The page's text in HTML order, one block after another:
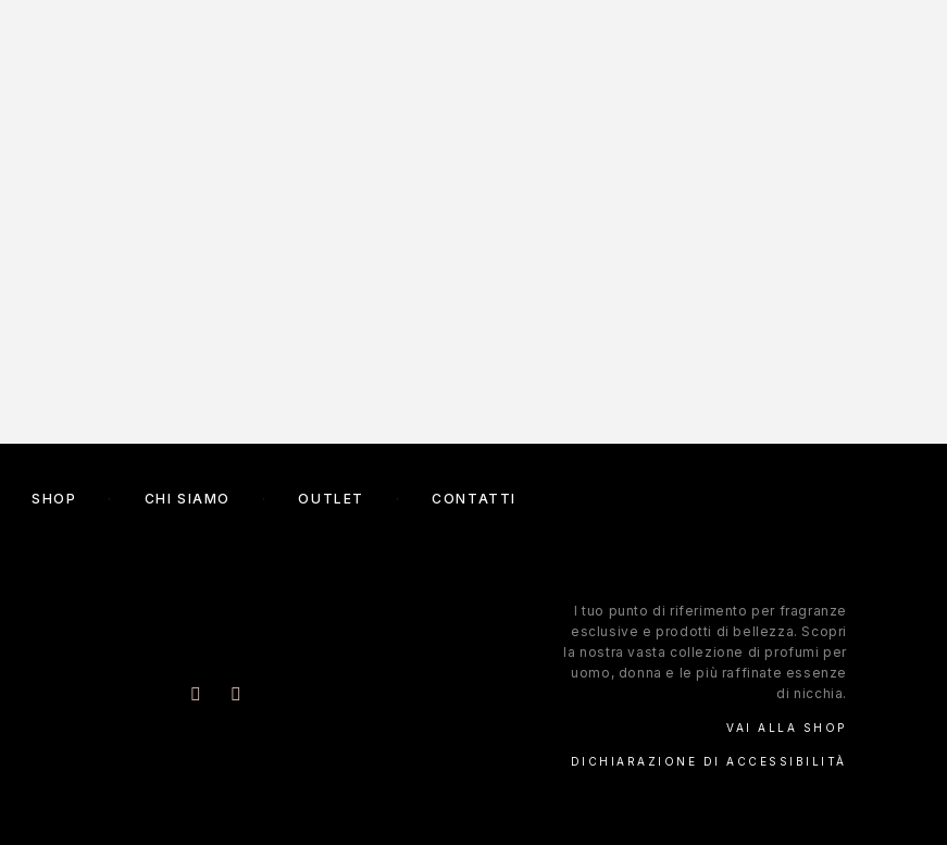
SHOP CHI SIAMO OUTLET CONTATTI
l tuo punto di riferimento per fragranze
esclusive e prodotti di bellezza. Scopri
la nostra vasta collezione di profumi per
uomo, donna e le più raffinate essenze
di nicchia.
VAI ALLA SHOP
DICHIARAZIONE DI ACCESSIBILITÀ